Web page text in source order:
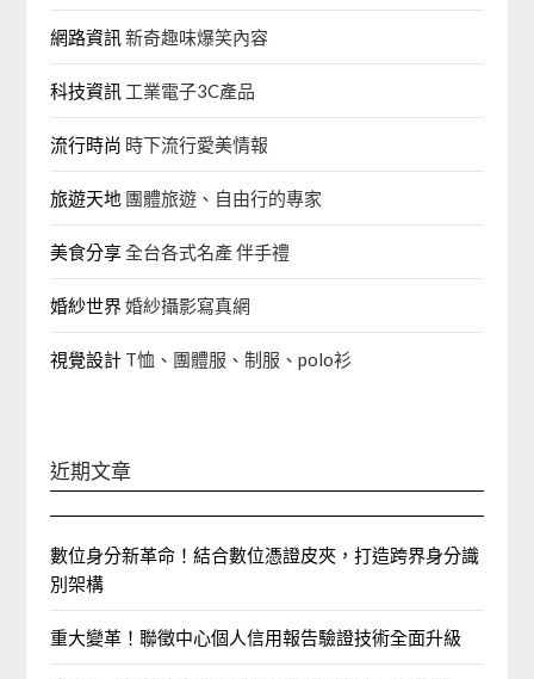
網路資訊 新奇趣味爆笑內容
科技資訊 工業電子3C產品
流行時尚 時下流行愛美情報
旅遊天地 團體旅遊、自由行的專家‎
美食分享全台各式名產 伴手禮
婚紗世界婚紗攝影寫真網
視覺設計 T恤、團體服、制服、polo衫
近期文章
數位身分新革命！結合數位憑證皮夾，打造跨界身分識
別架構
重大變革！聯徵中心個人信用報告驗證技術全面升級